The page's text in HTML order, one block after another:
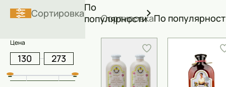
Муссы
Пена для ванны
Румяна
СортировкаПо
популярности
Цена
СортировкаПо